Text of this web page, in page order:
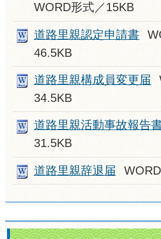
WORD形式／15KB
道路里親認定申請書
46.5KB
道路里親構成員変更届
34.5KB
道路里親活動事故報告
31.5KB
道路里親辞退届